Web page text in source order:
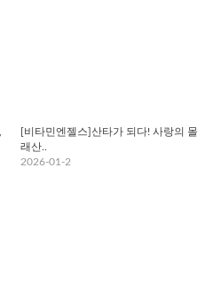
[비타민엔젤스]산타가 되다! 사랑의 몰
래산..
2026-01-2